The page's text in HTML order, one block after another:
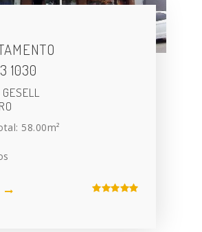
1030
58.00m²